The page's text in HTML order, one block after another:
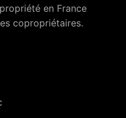
en France
copropriétaires.